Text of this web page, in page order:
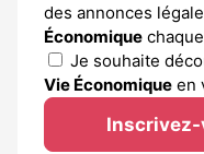
des annonces
Économique
Je souhaite
Vie Économique en
Inscrivez-